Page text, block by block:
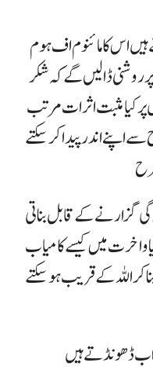
اس کا مائنوم اف ہوم
ڈالیں گے کہ شکر
پر کیا مثبت اثرات مرتب
اندر پیدا کر سکتے
گزارنے کے قابل بناتی
اخرت میں کیسے کامیاب
کر اللہ کے قریب ہو سکتے
ڈھونڈتے ہیں